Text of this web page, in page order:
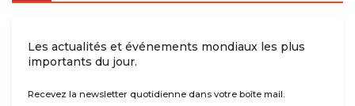
Les actualités et événements mondiaux les plus
importants du jour.
Recevez la newsletter quotidienne dans votre boîte mail.